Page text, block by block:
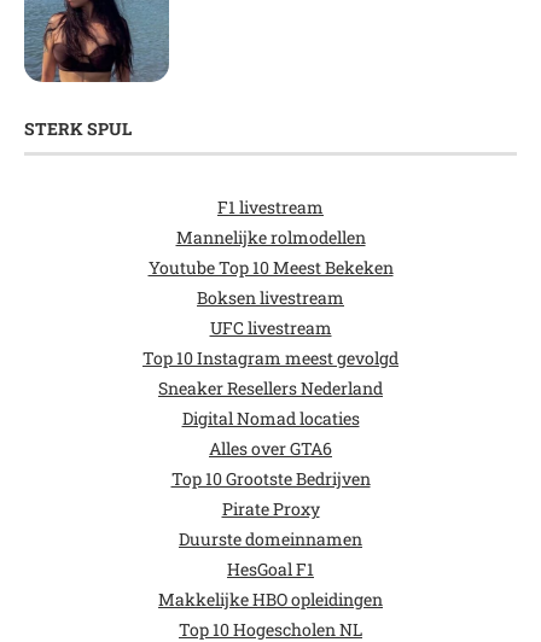
STERK SPUL
F1 livestream
Mannelijke rolmodellen
Youtube Top 10 Meest Bekeken
Boksen livestream
UFC livestream
Top 10 Instagram meest gevolgd
Sneaker Resellers Nederland
Digital Nomad locaties
Alles over GTA6
Top 10 Grootste Bedrijven
Pirate Proxy
Duurste domeinnamen
HesGoal F1
Makkelijke HBO opleidingen
Top 10 Hogescholen NL